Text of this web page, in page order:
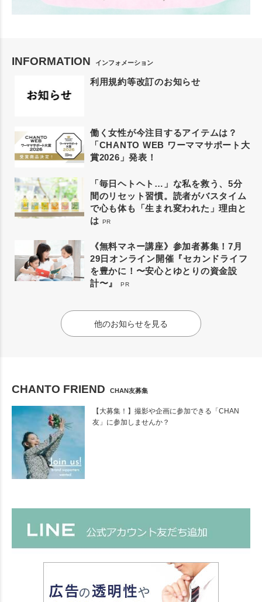
INFORMATION インフォメーション
利用規約等改訂のお知らせ
働く女性が今注目するアイテムは？
「CHANTO WEB ワーママサポート大
賞2026」発表！
「毎日ヘトヘト…」な私を救う、5分
間のリセット習慣。読者がバスタイム
で心も体も「生まれ変われた」理由と
は PR
《無料マネー講座》参加者募集！7月
29日オンライン開催『セカンドライフ
を豊かに！〜安心とゆとりの資金設
計〜』
PR
他のお知らせを見る
CHANTO FRIEND CHAN友募集
【大募集！】撮影や企画に参加できる「CHAN
友」に参加しませんか？